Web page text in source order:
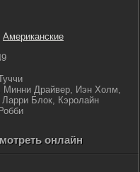
Американские
Минни Драйвер, Иэн Холм,
Блок, Кэролайн
онлайн